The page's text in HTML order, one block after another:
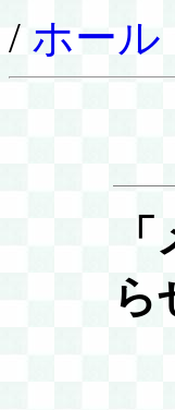
/ ホール
ら